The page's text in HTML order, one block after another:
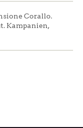
Corallo.
Kampanien,